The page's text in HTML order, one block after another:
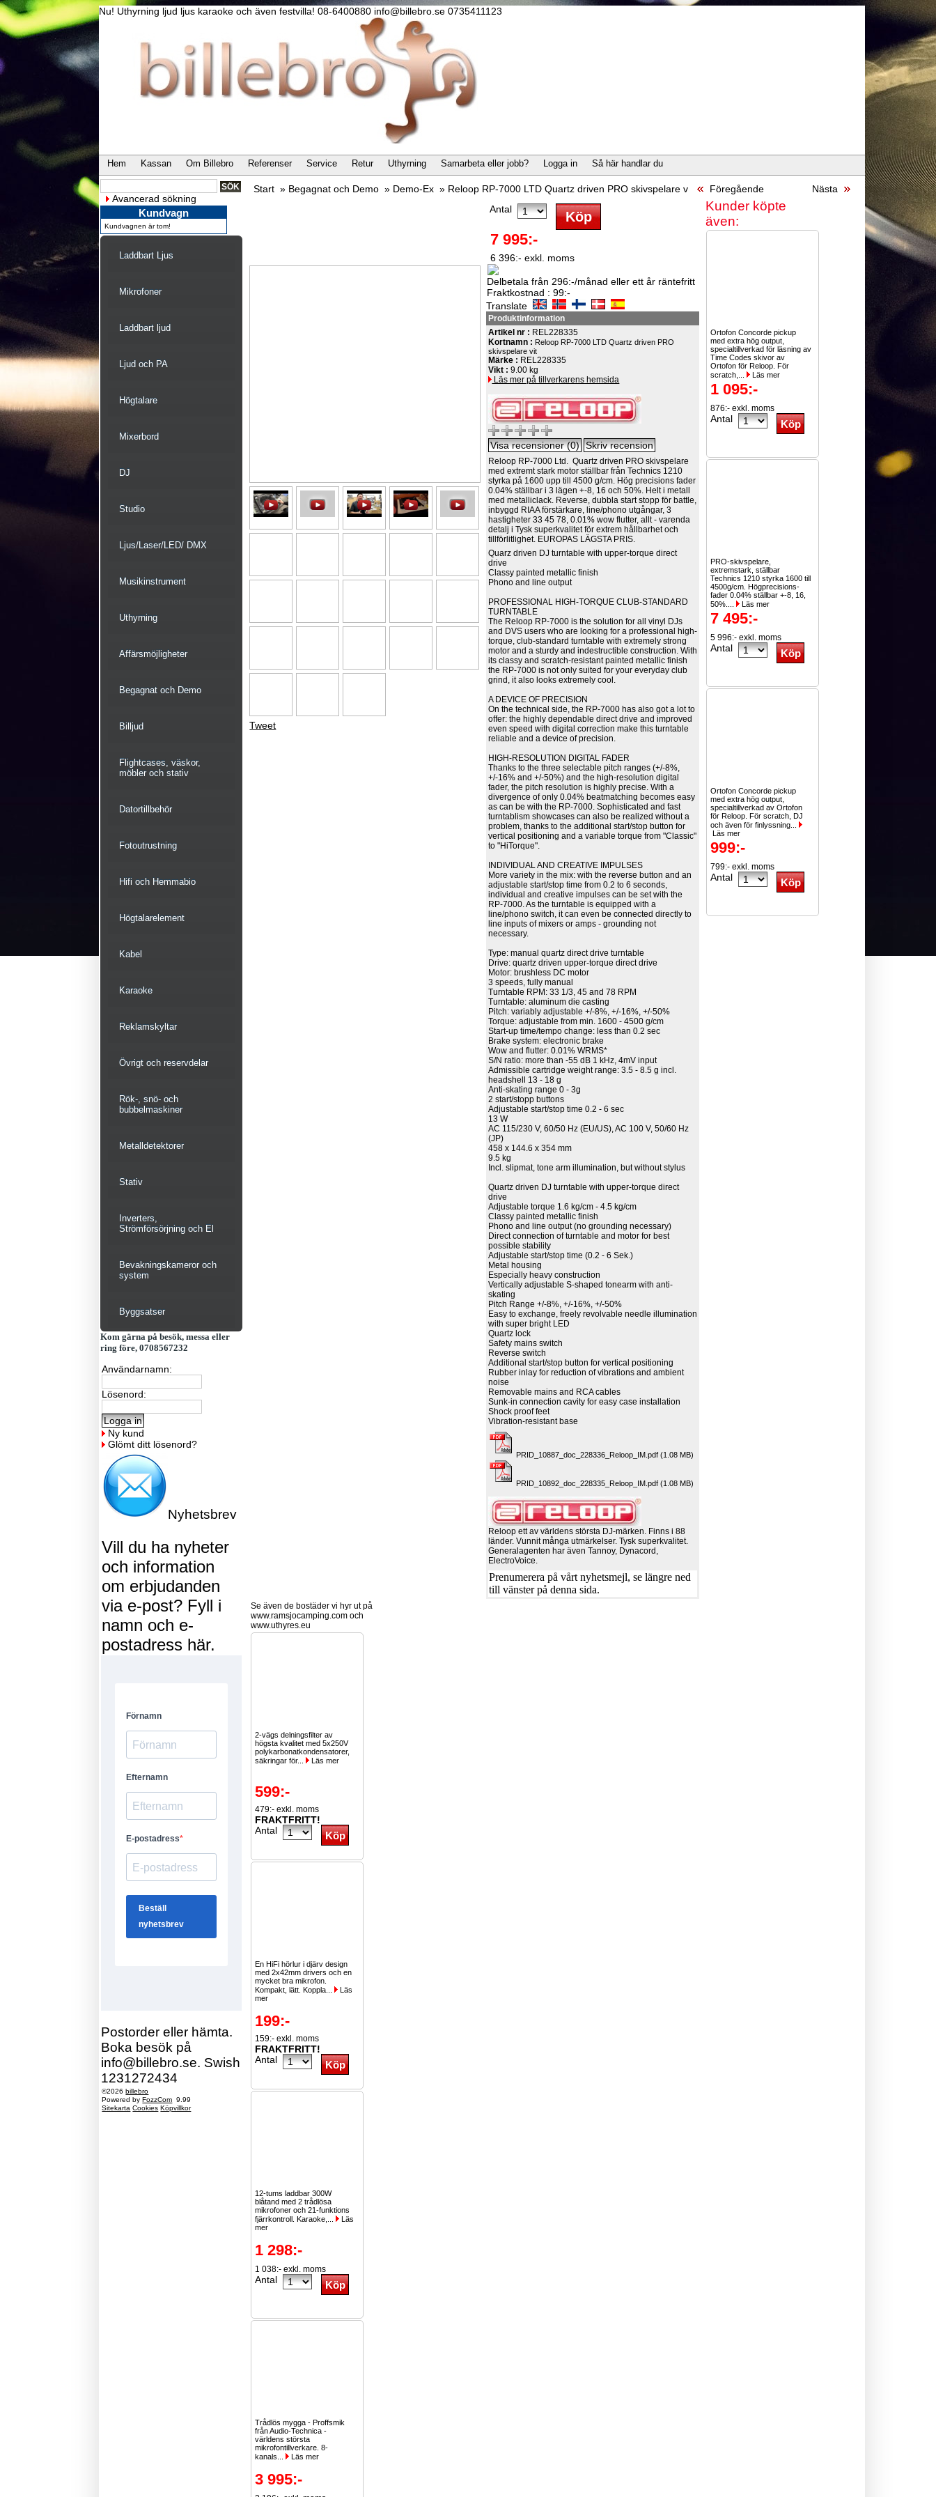
Nu! Uthyrning ljud ljus karaoke och även festvilla! 08-6400880 info@billebro.se 0735411123
Hem Kassan Om Billebro Referenser Service Retur Uthyrning Samarbeta eller jobb? Logga in Så här handlar du
Avancerad sökning
Kundvagn
Kundvagnen är tom!
Laddbart Ljus
Mikrofoner
Laddbart ljud
Ljud och PA
Högtalare
Mixerbord
DJ
Studio
Ljus/Laser/LED/ DMX
Musikinstrument
Uthyrning
Affärsmöjligheter
Begagnat och Demo
Billjud
Flightcases, väskor,
möbler och stativ
Datortillbehör
Fotoutrustning
Hifi och Hemmabio
Högtalarelement
Kabel
Karaoke
Reklamskyltar
Övrigt och reservdelar
Rök-, snö- och
bubbelmaskiner
Metalldetektorer
Stativ
Inverters,
Strömförsörjning och El
Bevakningskameror och
system
Byggsatser
Kom gärna på besök, messa eller
ring före, 0708567232
Användarnamn:
Lösenord:
Ny kund
Glömt ditt lösenord?
Nyhetsbrev
Vill du ha nyheter
och information
om erbjudanden
via e-post? Fyll i
namn och e-
postadress här.
Postorder eller hämta.
Boka besök på
info@billebro.se. Swish
1231272434
©2026billebro
Powered byFozzCom 9.99
Sitekarta Cookies Köpvillkor
Start » Begagnat och Demo » Demo-Ex » Reloop RP-7000 LTD Quartz driven PRO skivspelare v Föregående Nästa
Tweet
Antal
7 995:-
6 396:- exkl. moms
Delbetala från 296:-/månad eller ett år räntefritt
Fraktkostnad : 99:-
Translate
Produktinformation
Artikel nr : REL228335
Kortnamn : Reloop RP-7000 LTD Quartz driven PRO
skivspelare vit
Märke : REL228335
Vikt :9.00 kg
Läs mer på tillverkarens hemsida
Reloop RP-7000 Ltd. Quartz driven PRO skivspelare
med extremt stark motor ställbar från Technics 1210
styrka på 1600 upp till 4500 g/cm. Hög precisions fader
0.04% ställbar i 3 lägen +-8, 16 och 50%. Helt i metall
med metalliclack. Reverse, dubbla start stopp för battle,
inbyggd RIAA förstärkare, line/phono utgångar, 3
hastigheter 33 45 78, 0.01% wow flutter, allt - varenda
detalj i Tysk superkvalitet för extrem hållbarhet och
tillförlitlighet. EUROPAS LÄGSTA PRIS.
Quarz driven DJ turntable with upper-torque direct
drive
Classy painted metallic finish
Phono and line output
PROFESSIONAL HIGH-TORQUE CLUB-STANDARD
TURNTABLE
The Reloop RP-7000 is the solution for all vinyl DJs
and DVS users who are looking for a professional high-
torque, club-standard turntable with extremely strong
motor and a sturdy and indestructible construction. With
its classy and scratch-resistant painted metallic finish
the RP-7000 is not only suited for your everyday club
grind, it also looks extremely cool.
A DEVICE OF PRECISION
On the technical side, the RP-7000 has also got a lot to
offer: the highly dependable direct drive and improved
even speed with digital correction make this turntable
reliable and a device of precision.
HIGH-RESOLUTION DIGITAL FADER
Thanks to the three selectable pitch ranges (+/-8%,
+/-16% and +/-50%) and the high-resolution digital
fader, the pitch resolution is highly precise. With a
divergence of only 0.04% beatmatching becomes easy
as can be with the RP-7000. Sophisticated and fast
turntablism showcases can also be realized without a
problem, thanks to the additional start/stop button for
vertical positioning and a variable torque from "Classic"
to "HiTorque".
INDIVIDUAL AND CREATIVE IMPULSES
More variety in the mix: with the reverse button and an
adjustable start/stop time from 0.2 to 6 seconds,
individual and creative impulses can be set with the
RP-7000. As the turntable is equipped with a
line/phono switch, it can even be connected directly to
line inputs of mixers or amps - grounding not
necessary.
Type: manual quartz direct drive turntable
Drive: quartz driven upper-torque direct drive
Motor: brushless DC motor
3 speeds, fully manual
Turntable RPM: 33 1/3, 45 and 78 RPM
Turntable: aluminum die casting
Pitch: variably adjustable +/-8%, +/-16%, +/-50%
Torque: adjustable from min. 1600 - 4500 g/cm
Start-up time/tempo change: less than 0.2 sec
Brake system: electronic brake
Wow and flutter: 0.01% WRMS*
S/N ratio: more than -55 dB 1 kHz, 4mV input
Admissible cartridge weight range: 3.5 - 8.5 g incl.
headshell 13 - 18 g
Anti-skating range 0 - 3g
2 start/stopp buttons
Adjustable start/stop time 0.2 - 6 sec
13 W
AC 115/230 V, 60/50 Hz (EU/US), AC 100 V, 50/60 Hz
(JP)
458 x 144.6 x 354 mm
9.5 kg
Incl. slipmat, tone arm illumination, but without stylus
Quartz driven DJ turntable with upper-torque direct
drive
Adjustable torque 1.6 kg/cm - 4.5 kg/cm
Classy painted metallic finish
Phono and line output (no grounding necessary)
Direct connection of turntable and motor for best
possible stability
Adjustable start/stop time (0.2 - 6 Sek.)
Metal housing
Especially heavy construction
Vertically adjustable S-shaped tonearm with anti-
skating
Pitch Range +/-8%, +/-16%, +/-50%
Easy to exchange, freely revolvable needle illumination
with super bright LED
Quartz lock
Safety mains switch
Reverse switch
Additional start/stop button for vertical positioning
Rubber inlay for reduction of vibrations and ambient
noise
Removable mains and RCA cables
Sunk-in connection cavity for easy case installation
Shock proof feet
Vibration-resistant base
PRID_10887_doc_228336_Reloop_IM.pdf (1.08 MB)
PRID_10892_doc_228335_Reloop_IM.pdf (1.08 MB)
Reloop ett av världens största DJ-märken. Finns i 88
länder. Vunnit många utmärkelser. Tysk superkvalitet.
Generalagenten har även Tannoy, Dynacord,
ElectroVoice.
Prenumerera på vårt nyhetsmejl, se längre ned
till vänster på denna sida.
Kunder köpte
även:
Ortofon Concorde pickup
med extra hög output,
specialtillverkad för läsning av
Time Codes skivor av
Ortofon för Reloop. För
scratch,...
Läs mer
1 095:-
876:- exkl. moms
Antal
PRO-skivspelare,
extremstark, ställbar
Technics 1210 styrka 1600 till
4500g/cm. Högprecisions-
fader 0.04% ställbar +-8, 16,
50%....
Läs mer
7 495:-
5 996:- exkl. moms
Antal
Ortofon Concorde pickup
med extra hög output,
specialtillverkad av Ortofon
för Reloop. För scratch, DJ
och även för finlyssning...
Läs mer
999:-
799:- exkl. moms
Antal
Se även de bostäder vi hyr ut på
www.ramsjocamping.com och
www.uthyres.eu
2-vägs delningsfilter av
högsta kvalitet med 5x250V
polykarbonatkondensatorer,
säkringar för...
Läs mer
599:-
479:- exkl. moms
FRAKTFRITT!
Antal
En HiFi hörlur i djärv design
med 2x42mm drivers och en
mycket bra mikrofon.
Kompakt, lätt. Koppla...
Läs
mer
199:-
159:- exkl. moms
FRAKTFRITT!
Antal
12-tums laddbar 300W
blåtand med 2 trådlösa
mikrofoner och 21-funktions
fjärrkontroll. Karaoke,...
Läs
mer
1 298:-
1 038:- exkl. moms
Antal
Trådlös mygga - Proffsmik
från Audio-Technica -
världens största
mikrofontillverkare. 8-
kanals...
Läs mer
3 995:-